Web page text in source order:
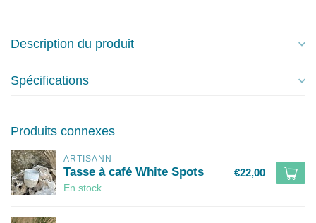
Description du produit
Spécifications
Produits connexes
ARTISANN
Tasse à café White Spots
En stock
€22,00